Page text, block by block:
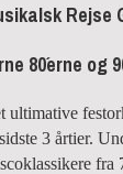
Rejse
80´erne og
ultimative
3 årtier.
fra